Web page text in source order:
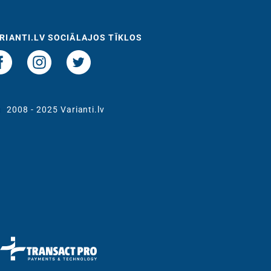
SOCIĀLAJOS TĪKLOS
2008 - 2025 Varianti.lv